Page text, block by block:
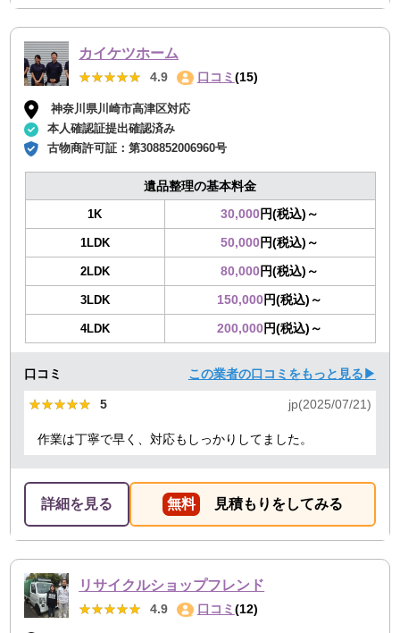
カイケツホーム
★★★★★
★★★★★ 4.9 口コミ (15)
神奈川県川崎市高津区対応
本人確認証提出確認済み
古物商許可証：第308852006960号
遺品整理の基本料金
1K 30,000円(税込)～
1LDK 50,000円(税込)～
2LDK 80,000円(税込)～
3LDK 150,000円(税込)～
4LDK 200,000円(税込)～
口コミ この業者の口コミをもっと見る▶
★★★★★
★★★★★ 5 jp(2025/07/21)
作業は丁寧で早く、対応もしっかりしてました。
詳細を見る 無料 見積もりをしてみる
リサイクルショップフレンド
★★★★★
★★★★★ 4.9 口コミ (12)